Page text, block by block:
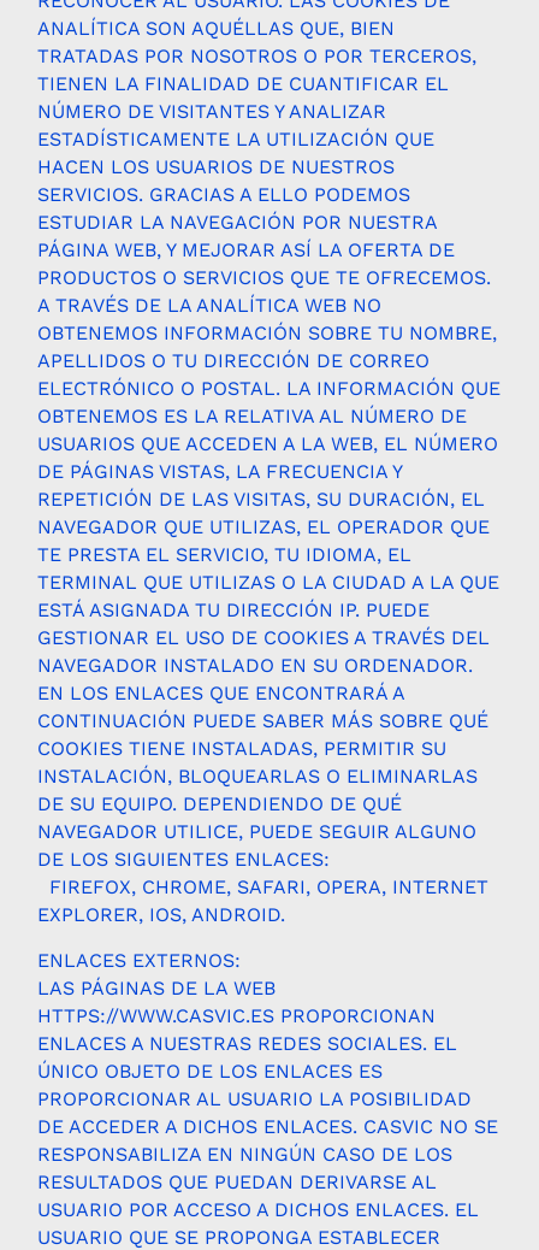
ANALÍTICA SON AQUÉLLAS QUE, BIEN
TRATADAS POR NOSOTROS O POR TERCEROS,
TIENEN LA FINALIDAD DE CUANTIFICAR EL
NÚMERO DE VISITANTES Y ANALIZAR
ESTADÍSTICAMENTE LA UTILIZACIÓN QUE
HACEN LOS USUARIOS DE NUESTROS
SERVICIOS. GRACIAS A ELLO PODEMOS
ESTUDIAR LA NAVEGACIÓN POR NUESTRA
PÁGINA WEB, Y MEJORAR ASÍ LA OFERTA DE
PRODUCTOS O SERVICIOS QUE TE OFRECEMOS.
A TRAVÉS DE LA ANALÍTICA WEB NO
OBTENEMOS INFORMACIÓN SOBRE TU NOMBRE,
APELLIDOS O TU DIRECCIÓN DE CORREO
ELECTRÓNICO O POSTAL. LA INFORMACIÓN QUE
OBTENEMOS ES LA RELATIVA AL NÚMERO DE
USUARIOS QUE ACCEDEN A LA WEB, EL NÚMERO
DE PÁGINAS VISTAS, LA FRECUENCIA Y
REPETICIÓN DE LAS VISITAS, SU DURACIÓN, EL
NAVEGADOR QUE UTILIZAS, EL OPERADOR QUE
TE PRESTA EL SERVICIO, TU IDIOMA, EL
TERMINAL QUE UTILIZAS O LA CIUDAD A LA QUE
ESTÁ ASIGNADA TU DIRECCIÓN IP. PUEDE
GESTIONAR EL USO DE COOKIES A TRAVÉS DEL
NAVEGADOR INSTALADO EN SU ORDENADOR.
EN LOS ENLACES QUE ENCONTRARÁ A
CONTINUACIÓN PUEDE SABER MÁS SOBRE QUÉ
COOKIES TIENE INSTALADAS, PERMITIR SU
INSTALACIÓN, BLOQUEARLAS O ELIMINARLAS
DE SU EQUIPO. DEPENDIENDO DE QUÉ
NAVEGADOR UTILICE, PUEDE SEGUIR ALGUNO
DE LOS SIGUIENTES ENLACES:
FIREFOX, CHROME, SAFARI, OPERA, INTERNET
EXPLORER, IOS, ANDROID.
ENLACES EXTERNOS:
LAS PÁGINAS DE LA WEB
HTTPS://WWW.CASVIC.ES PROPORCIONAN
ENLACES A NUESTRAS REDES SOCIALES. EL
ÚNICO OBJETO DE LOS ENLACES ES
PROPORCIONAR AL USUARIO LA POSIBILIDAD
DE ACCEDER A DICHOS ENLACES. CASVIC NO SE
RESPONSABILIZA EN NINGÚN CASO DE LOS
RESULTADOS QUE PUEDAN DERIVARSE AL
USUARIO POR ACCESO A DICHOS ENLACES. EL
USUARIO QUE SE PROPONGA ESTABLECER